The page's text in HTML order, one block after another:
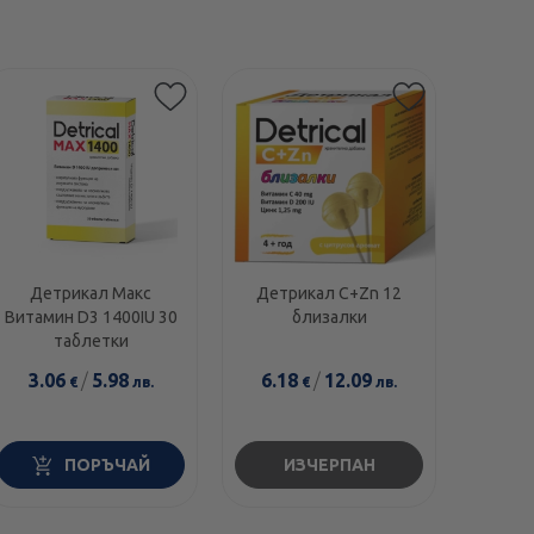
Детрикал Макс
Витамин D3 1400IU 30
таблетки
3.06€ / 5.98лв.
ПОРЪЧАЙ
Детрикал C+Zn 12
близалки
6.18 € / 12.09 лв.
ИЗЧЕРПАН